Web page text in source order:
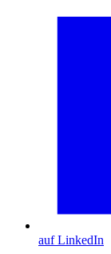
auf LinkedIn